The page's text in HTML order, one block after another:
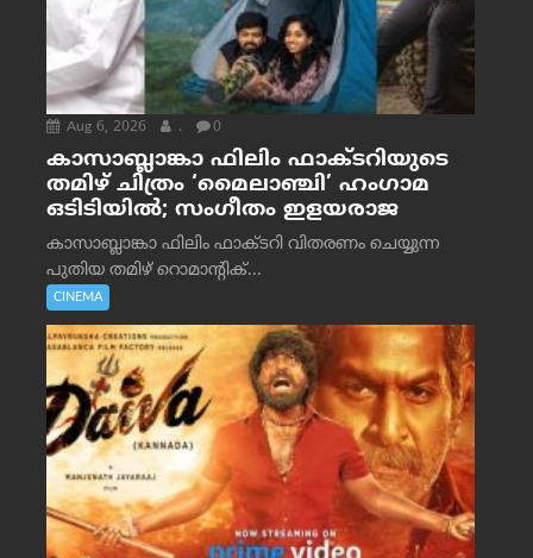
Aug 6, 2026 . 0
കാസാബ്ലാങ്കാ ഫിലിം ഫാക്ടറിയുടെ
തമിഴ് ചിത്രം ‘മൈലാഞ്ചി’ ഹംഗാമ
ഒടിടിയിൽ; സംഗീതം ഇളയരാജ
കാസാബ്ലാങ്കാ ഫിലിം ഫാക്ടറി വിതരണം ചെയ്യുന്ന
പുതിയ തമിഴ് റൊമാന്റിക്...
CINEMA